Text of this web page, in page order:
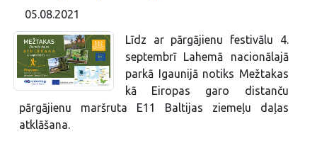
05.08.2021
Līdz ar pārgājienu festivālu 4.
septembrī Lahemā nacionālajā
parkā Igaunijā notiks Mežtakas
kā Eiropas garo distanču
pārgājienu maršruta E11 Baltijas ziemeļu daļas
atklāšana.